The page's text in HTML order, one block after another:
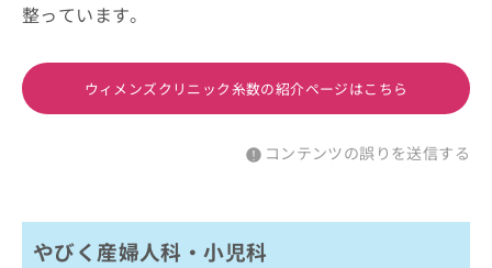
整っています。
ウィメンズクリニック糸数の紹介ページはこちら
コンテンツの誤りを送信する
やびく産婦人科・小児科